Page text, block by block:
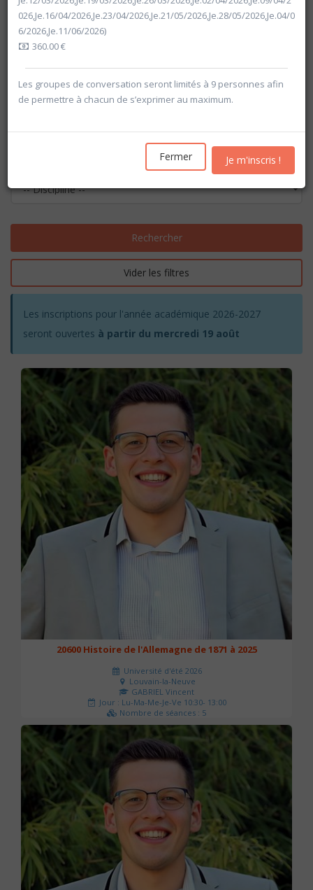
Rechercher
Vider les filtres
Les inscriptions pour l'année académique 2026-2027
seront ouvertes à partir du mercredi 19 août
20600 Histoire de l'Allemagne de 1871 à 2025
Université d'été 2026
Louvain-la-Neuve
GABRIEL Vincent
Jour : Lu-Ma-Me-Je-Ve 10:30- 13:00
Nombre de séances : 5
120 €
026,Je.16/04/2026,Je.23/04/2026,Je.21/05/2026,Je.28/05/2026,Je.04/0
6/2026,Je.11/06/2026)
360.00 €
Les groupes de conversation seront limités à 9 personnes afin
de permettre à chacun de s’exprimer au maximum.
Fermer Je m'inscris !